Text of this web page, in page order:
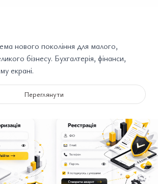
нового покоління для малого,
бізнесу. Бухгалтерія, фінанси,
екрані.
Переглянути